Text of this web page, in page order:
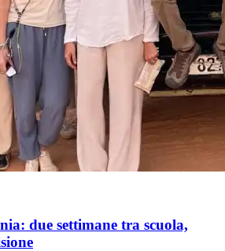
due settimane tra scuola,